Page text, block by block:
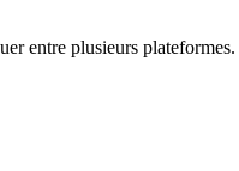
entre plusieurs plateformes.